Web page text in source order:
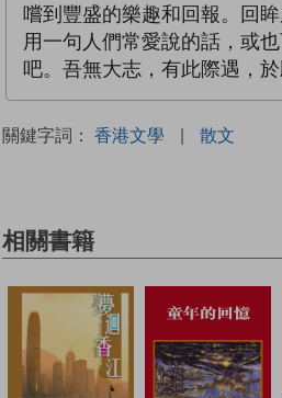
嚐到豐盛的樂趣和回報。回
用一句人們常愛說的話，或也
吧。吾無大志，有此際遇，於
關鍵字詞： 香港文學 | 散文
相關書籍